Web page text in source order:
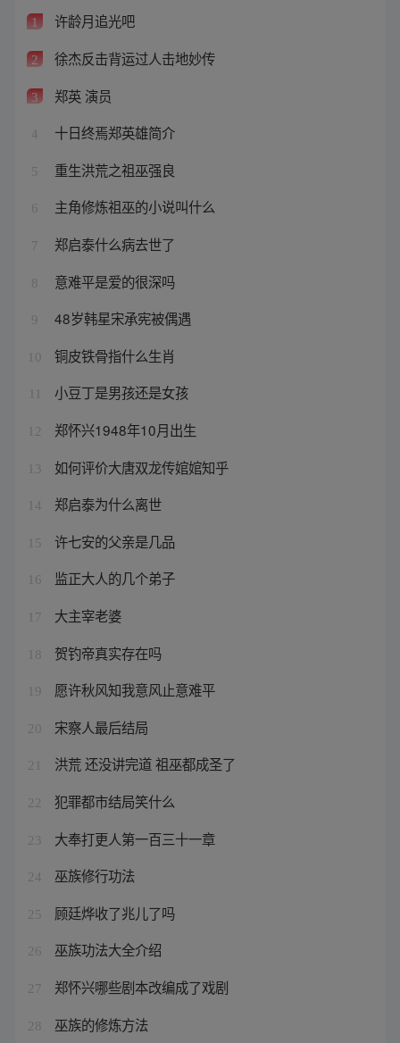
1 许龄月追光吧
2 徐杰反击背运过人击地妙传
3 郑英 演员
4 十日终焉郑英雄简介
5 重生洪荒之祖巫强良
6 主角修炼祖巫的小说叫什么
7 郑启泰什么病去世了
8 意难平是爱的很深吗
9 48岁韩星宋承宪被偶遇
10 铜皮铁骨指什么生肖
小豆丁是男孩还是女孩
12 郑怀兴1948年10月出生
13 如何评价大唐双龙传婠婠知乎
14 郑启泰为什么离世
15 许七安的父亲是几品
16 监正大人的几个弟子
17 大主宰老婆
18 贺钓帝真实存在吗
19 愿许秋风知我意风止意难平
20 宋察人最后结局
21 洪荒 还没讲完道 祖巫都成圣了
22 犯罪都市结局笑什么
23 大奉打更人第一百三十一章
24 巫族修行功法
25 顾廷烨收了兆儿了吗
26 巫族功法大全介绍
27 郑怀兴哪些剧本改编成了戏剧
28 巫族的修炼方法